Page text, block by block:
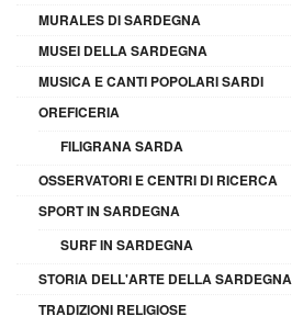
MURALES DI SARDEGNA
MUSEI DELLA SARDEGNA
MUSICA E CANTI POPOLARI SARDI
OREFICERIA
FILIGRANA SARDA
OSSERVATORI E CENTRI DI RICERCA
SPORT IN SARDEGNA
SURF IN SARDEGNA
STORIA DELL'ARTE DELLA SARDEGNA
TRADIZIONI RELIGIOSE